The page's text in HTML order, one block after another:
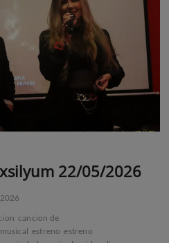
22/05/2026
cancion de
estreno estreno